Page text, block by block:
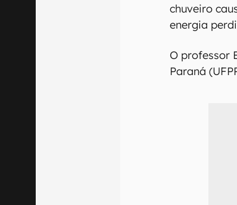
chuveiro
energia
O professor
Paraná